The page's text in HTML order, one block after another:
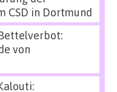
CSD in Dortmund
von